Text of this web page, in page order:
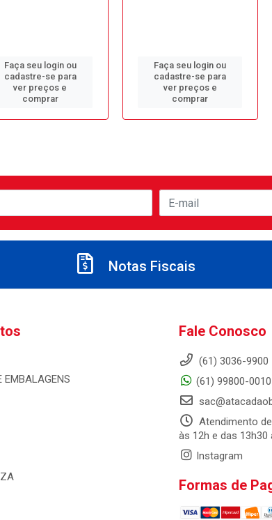
Faça seu login ou
cadastre-se para
ver preços e
comprar
Faça seu login ou
cadastre-se para
ver preços e
comprar
Notas Fiscais
EMBALAGENS
Fale Conosco
(61) 3036-9900
(61) 99800-0010
Atendimento
às 12h e das 13h30
Instagram
Formas de